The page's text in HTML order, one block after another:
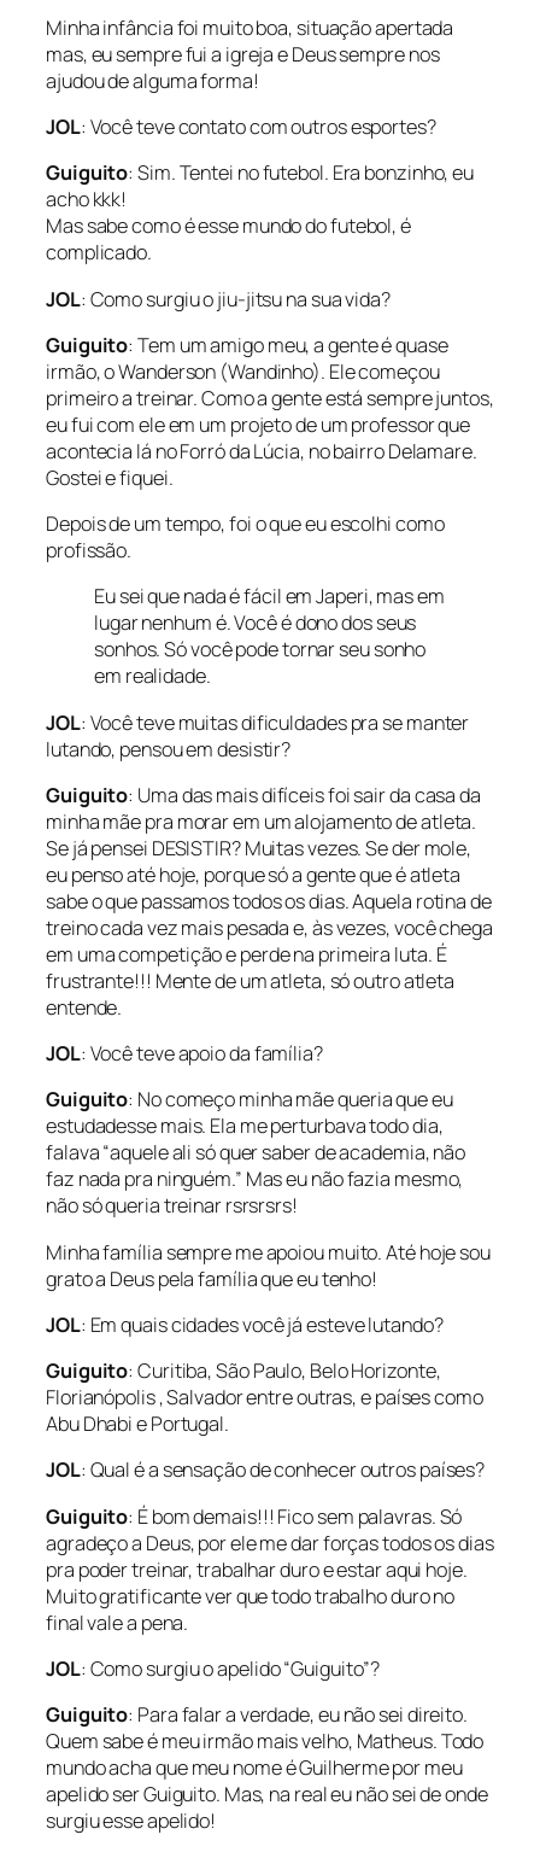
Minha infância foi muito boa, situação apertada
mas, eu sempre fui a igreja e Deus sempre nos
ajudou de alguma forma!
JOL: Você teve contato com outros esportes?
Guiguito: Sim. Tentei no futebol. Era bonzinho, eu
acho kkk!
Mas sabe como é esse mundo do futebol, é
complicado.
JOL: Como surgiu o jiu-jitsu na sua vida?
Guiguito: Tem um amigo meu, a gente é quase
irmão, o Wanderson (Wandinho). Ele começou
primeiro a treinar. Como a gente está sempre juntos,
eu fui com ele em um projeto de um professor que
acontecia lá no Forró da Lúcia, no bairro Delamare.
Gostei e fiquei.
Depois de um tempo, foi o que eu escolhi como
profissão.
Eu sei que nada é fácil em Japeri, mas em
lugar nenhum é. Você é dono dos seus
sonhos. Só você pode tornar seu sonho
em realidade.
JOL: Você teve muitas dificuldades pra se manter
lutando, pensou em desistir?
Guiguito: Uma das mais difíceis foi sair da casa da
minha mãe pra morar em um alojamento de atleta.
Se já pensei DESISTIR? Muitas vezes. Se der mole,
eu penso até hoje, porque só a gente que é atleta
sabe o que passamos todos os dias. Aquela rotina de
treino cada vez mais pesada e, às vezes, você chega
em uma competição e perde na primeira luta. É
frustrante!!! Mente de um atleta, só outro atleta
entende.
JOL: Você teve apoio da família?
Guiguito: No começo minha mãe queria que eu
estudadesse mais. Ela me perturbava todo dia,
falava “aquele ali só quer saber de academia, não
faz nada pra ninguém.” Mas eu não fazia mesmo,
não só queria treinar rsrsrsrs!
Minha família sempre me apoiou muito. Até hoje sou
grato a Deus pela família que eu tenho!
JOL: Em quais cidades você já esteve lutando?
Guiguito: Curitiba, São Paulo, Belo Horizonte,
Florianópolis , Salvador entre outras, e países como
Abu Dhabi e Portugal.
JOL: Qual é a sensação de conhecer outros países?
Guiguito: É bom demais!!! Fico sem palavras. Só
agradeço a Deus, por ele me dar forças todos os dias
pra poder treinar, trabalhar duro e estar aqui hoje.
Muito gratificante ver que todo trabalho duro no
final vale a pena.
JOL: Como surgiu o apelido “Guiguito”?
Guiguito: Para falar a verdade, eu não sei direito.
Quem sabe é meu irmão mais velho, Matheus. Todo
mundo acha que meu nome é Guilherme por meu
apelido ser Guiguito. Mas, na real eu não sei de onde
surgiu esse apelido!